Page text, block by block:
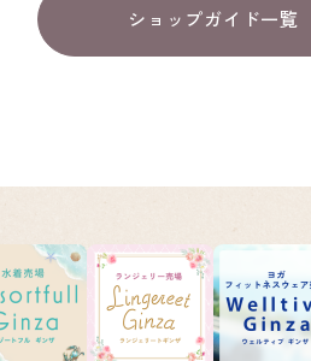
ショップガイド一覧